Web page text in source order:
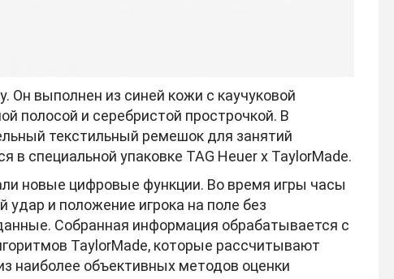
Он выполнен из синей кожи с каучуковой
полосой и серебристой прострочкой. В
текстильный ремешок для занятий
в специальной упаковке TAG Heuer x TaylorMade.
новые цифровые функции. Во время игры часы
и положение игрока на поле без
Собранная информация обрабатывается с
TaylorMade, которые рассчитывают
наиболее объективных методов оценки